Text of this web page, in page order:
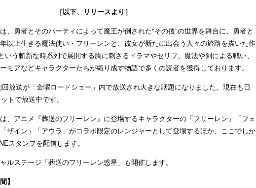
［以下、リリースより］
、勇者とそのパーティによって魔王が倒された“その後”の世界を舞台に、勇者と
以上生きる魔法使い・フリーレンと、彼女が新たに出会う人々の旅路を描いた作
いう斬新な時系列で展開する胸に刺さるドラマやセリフ、魔法や剣による戦い、
モアなどキャラクターたちが織り成す物語で多くの読者を獲得しております。
放送が「金曜ロードショー」内で放送され大きな話題になりました。現在も日
トで放送中です。
、アニメ『葬送のフリーレン』に登場するキャラクターの「フリーレン」「フェ
ザイン」「アウラ」がコラボ限定のレンジャーとして登場するほか、ここでしか
スタンプを配信します。
ルステージ「葬送のフリーレン惑星」も開催します。
】